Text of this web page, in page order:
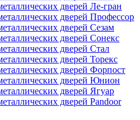
дверей Ле-гран
дверей Профессор
дверей Сезам
дверей Сонекс
дверей Стал
дверей Торекс
дверей Форпост
дверей Юнион
дверей Ягуар
дверей Pandoor